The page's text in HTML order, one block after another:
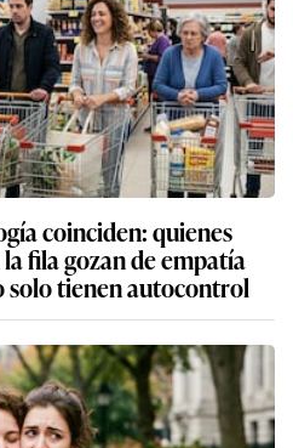
coinciden: quienes
fila gozan de empatía
tienen autocontrol